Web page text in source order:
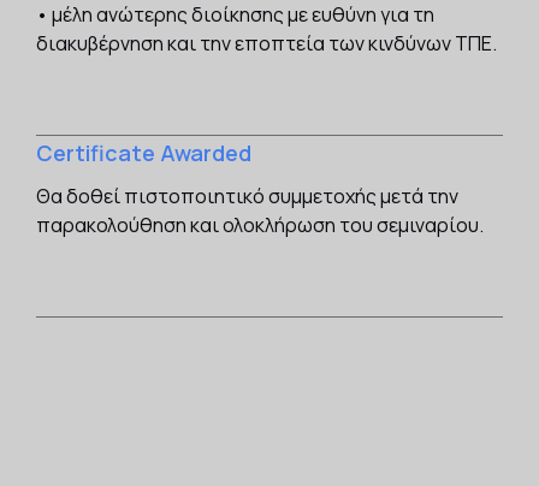
• μέλη ανώτερης διοίκησης με ευθύνη για τη
διακυβέρνηση και την εποπτεία των κινδύνων ΤΠΕ.
Certificate Awarded
Θα δοθεί πιστοποιητικό συμμετοχής μετά την
παρακολούθηση και ολοκλήρωση του σεμιναρίου.‍